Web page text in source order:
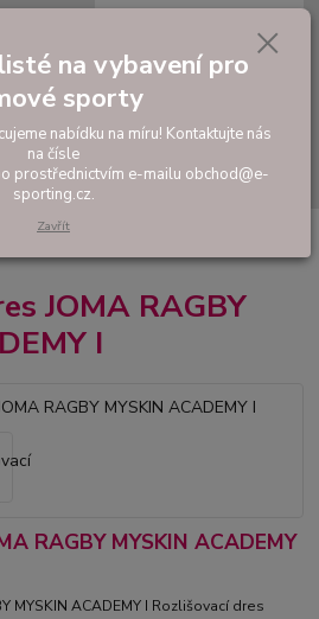
Hledat
0,00 Kč
ragbyové oblečení
JOMA RAGBY
I
RAGBY MYSKIN ACADEMY
MYSKIN ACADEMY I Rozlišovací dres
na vybavení pro
sporty
nabídku na míru! Kontaktujte nás
na čísle
prostřednictvím e-mailu obchod@e-
sporting.cz.
Zavřít